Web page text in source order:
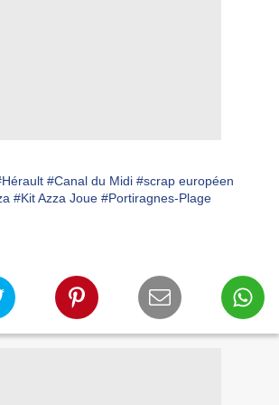
#Canal du Midi #scrap européen
#Kit Azza Joue #Portiragnes-Plage